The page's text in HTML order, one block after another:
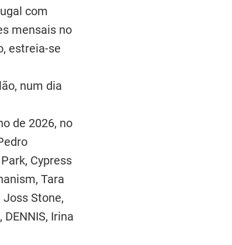
com
mensais no
estreia-se
num dia
de 2026, no
Cypress
Tara
Joss Stone,
DENNIS, Irina